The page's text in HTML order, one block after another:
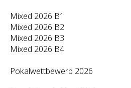
Mixed 2026 B1
Mixed 2026 B2
Mixed 2026 B3
Mixed 2026 B4
Pokalwettbewerb 2026